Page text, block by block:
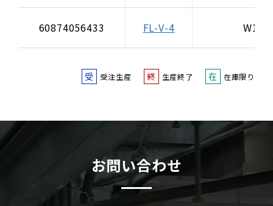
60874056433 FL-V-4 W1/2
受 受注生産 終 生産終了 在 在庫限り
お問い合わせ